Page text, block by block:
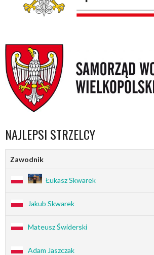
NAJLEPSI STRZELCY
Zawodnik
Łukasz Skwarek
Jakub Skwarek
Mateusz Świderski
Adam Jaszczak